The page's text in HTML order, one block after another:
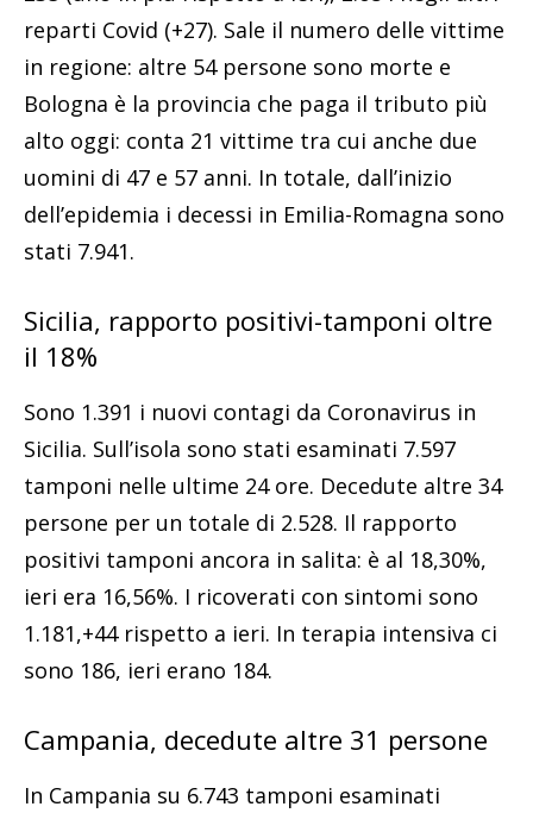
reparti Covid (+27). Sale il numero delle vittime
in regione: altre 54 persone sono morte e
Bologna è la provincia che paga il tributo più
alto oggi: conta 21 vittime tra cui anche due
uomini di 47 e 57 anni. In totale, dall’inizio
dell’epidemia i decessi in Emilia-Romagna sono
stati 7.941.
Sicilia, rapporto positivi-tamponi oltre
il 18%
Sono 1.391 i nuovi contagi da Coronavirus in
Sicilia. Sull’isola sono stati esaminati 7.597
tamponi nelle ultime 24 ore. Decedute altre 34
persone per un totale di 2.528. Il rapporto
positivi tamponi ancora in salita: è al 18,30%,
ieri era 16,56%. I ricoverati con sintomi sono
1.181,+44 rispetto a ieri. In terapia intensiva ci
sono 186, ieri erano 184.
Campania, decedute altre 31 persone
In Campania su 6.743 tamponi esaminati